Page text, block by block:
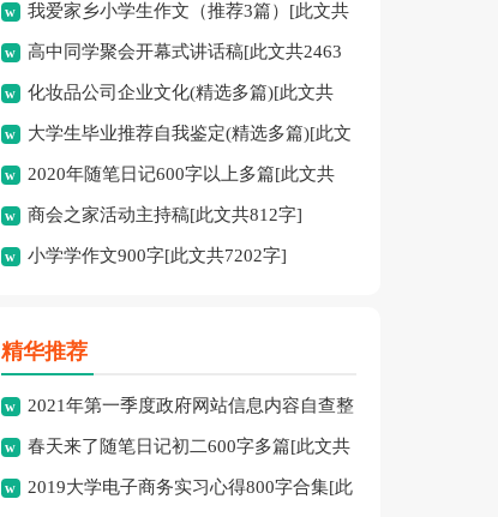
动方案[此文共1080字]
我爱家乡小学生作文（推荐3篇）[此文共
1167字]高中同学聚会开幕式讲话稿[此文共2463
字] 化妆品公司企业文化(精选多篇)[此文共
6398字]
大学生毕业推荐自我鉴定(精选多篇)[此文
共5048字]
2020年随笔日记600字以上多篇[此文共
2977字]
商会之家活动主持稿[此文共812字]
小学学作文900字[此文共7202字]
精华推荐
2021年第一季度政府网站信息内容自查整
改情况汇报[此文共1203字]
春天来了随笔日记初二600字多篇[此文共
2864字]
2019大学电子商务实习心得800字合集[此